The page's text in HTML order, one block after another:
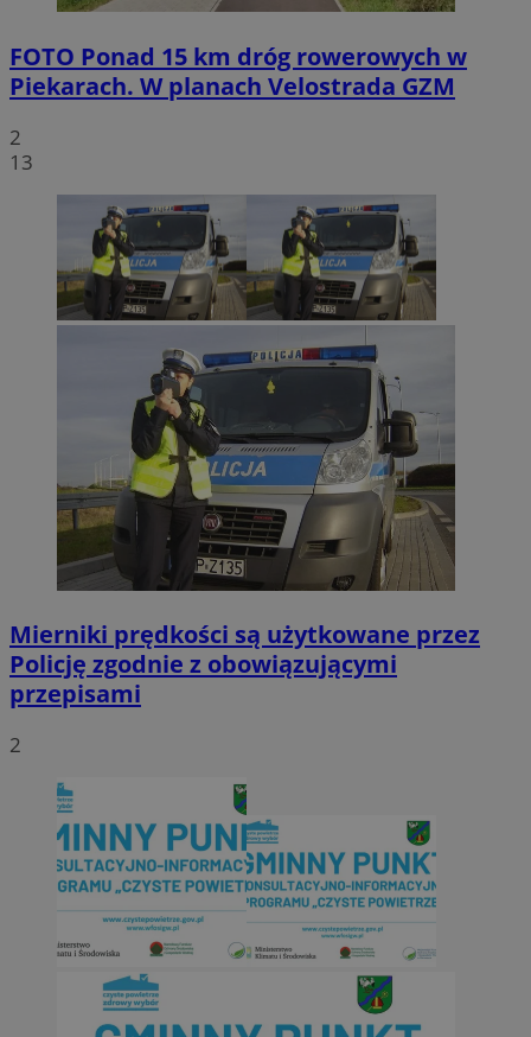
FOTO Ponad 15 km dróg rowerowych w
Piekarach. W planach Velostrada GZM
2
13
Mierniki prędkości są użytkowane przez
Policję zgodnie z obowiązującymi
przepisami
2